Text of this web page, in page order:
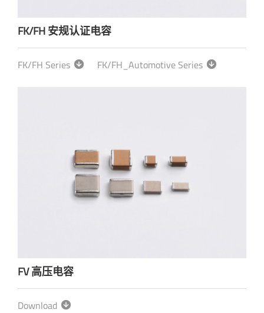
FK/FH 安规认证电容
FK/FH Series FK/FH_Automotive Series
FV 高压电容
Download